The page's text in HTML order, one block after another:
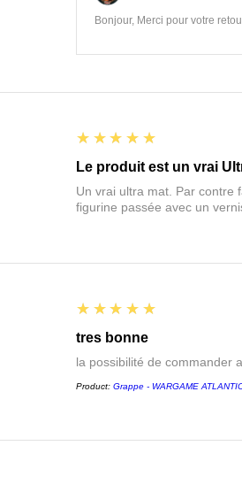
Bonjour, Merci pour votre
5
★★★★★
Le produit est un vrai
Un vrai ultra mat. Par contre
figurine passée avec un
5
★★★★★
tres bonne
la possibilité de commander
Product: Grappe - WARGAME